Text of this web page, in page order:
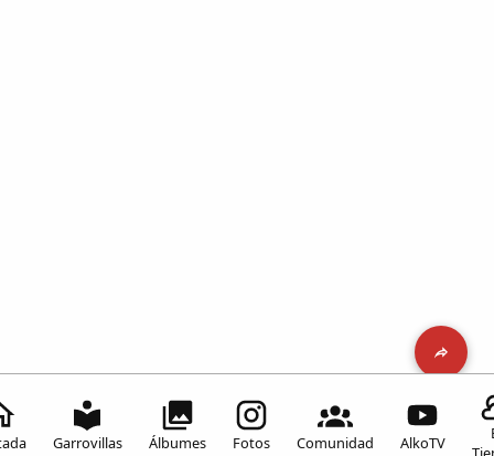
Garrovillas Álbumes Fotos Comunidad AlkoTV